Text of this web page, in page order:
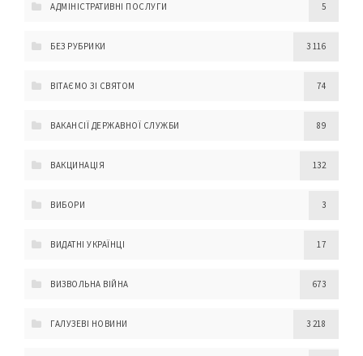
АДМІНІСТРАТИВНІ ПОСЛУГИ 5
БЕЗ РУБРИКИ 3 116
ВІТАЄМО ЗІ СВЯТОМ 74
ВАКАНСІЇ ДЕРЖАВНОЇ СЛУЖБИ 89
ВАКЦИНАЦІЯ 132
ВИБОРИ 3
ВИДАТНІ УКРАЇНЦІ 17
ВИЗВОЛЬНА ВІЙНА 673
ГАЛУЗЕВІ НОВИНИ 3 218